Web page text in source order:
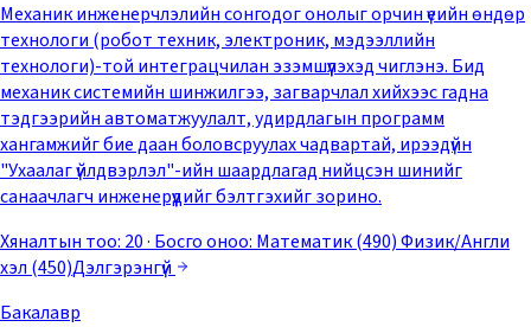
Механик инженерчлэлийн сонгодог онолыг орчин үеийн өндөр
технологи (робот техник, электроник, мэдээллийн
технологи)-той интеграцчилан эзэмшүүлэхэд чиглэнэ. Бид
механик системийн шинжилгээ, загварчлал хийхээс гадна
тэдгээрийн автоматжуулалт, удирдлагын программ
хангамжийг бие даан боловсруулах чадвартай, ирээдүйн
"Ухаалаг үйлдвэрлэл"-ийн шаардлагад нийцсэн шинийг
санаачлагч инженерүүдийг бэлтгэхийг зорино.
Хяналтын тоо: 20· Босго оноо:Математик (490) Физик/Англи
хэл (450)Дэлгэрэнгүй
Бакалавр